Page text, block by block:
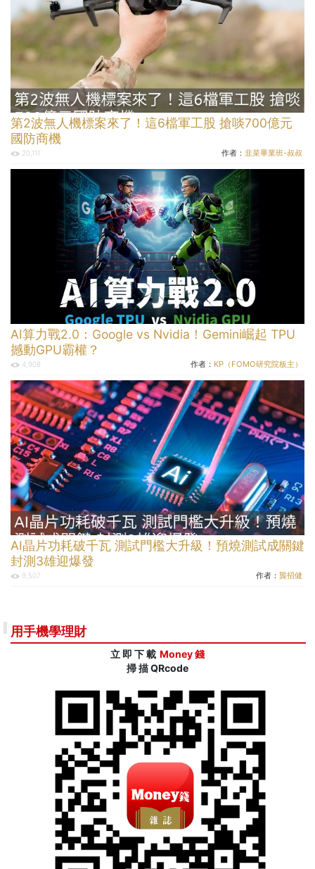
第2波無人機標案來了！這6檔軍工股 搶啖700億元
國防商機
20,111 作者： 韭菜畢業班-叔叔
AI算力戰2.0：Google vs Nvidia！Gemini崛起 TPU
撼動GPU霸權？
4,908 作者： KP（FOMO研究院板主）
AI晶片功耗破千瓦 測試門檻大升級！預燒測試成關鍵
封測3雄迎爆發
9,507 作者： 龔招健
用手機學理財
立 即 下 載 Money 錢
掃 描 QRcode